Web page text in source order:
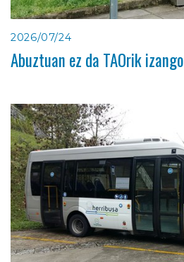
2026/07/24
Abuztuan ez da TAOrik izango